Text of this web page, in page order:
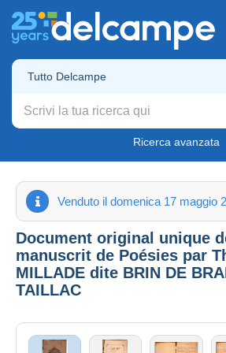
Tutto Delcampe
Ricerca avanzata
Venduto il domenica 17 maggio
Document original unique
manuscrit de Poésies par
MILLADE dite BRIN DE
TAILLAC